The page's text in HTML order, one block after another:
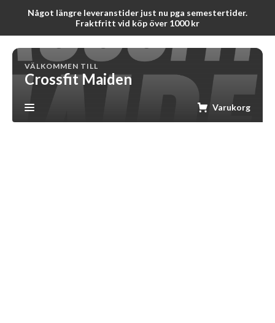
Något längre leveranstider just nu pga semestertider.
Fraktfritt vid köp över 1000 kr
VÄLKOMMEN TILL
Crossfit Maiden
Varukorg